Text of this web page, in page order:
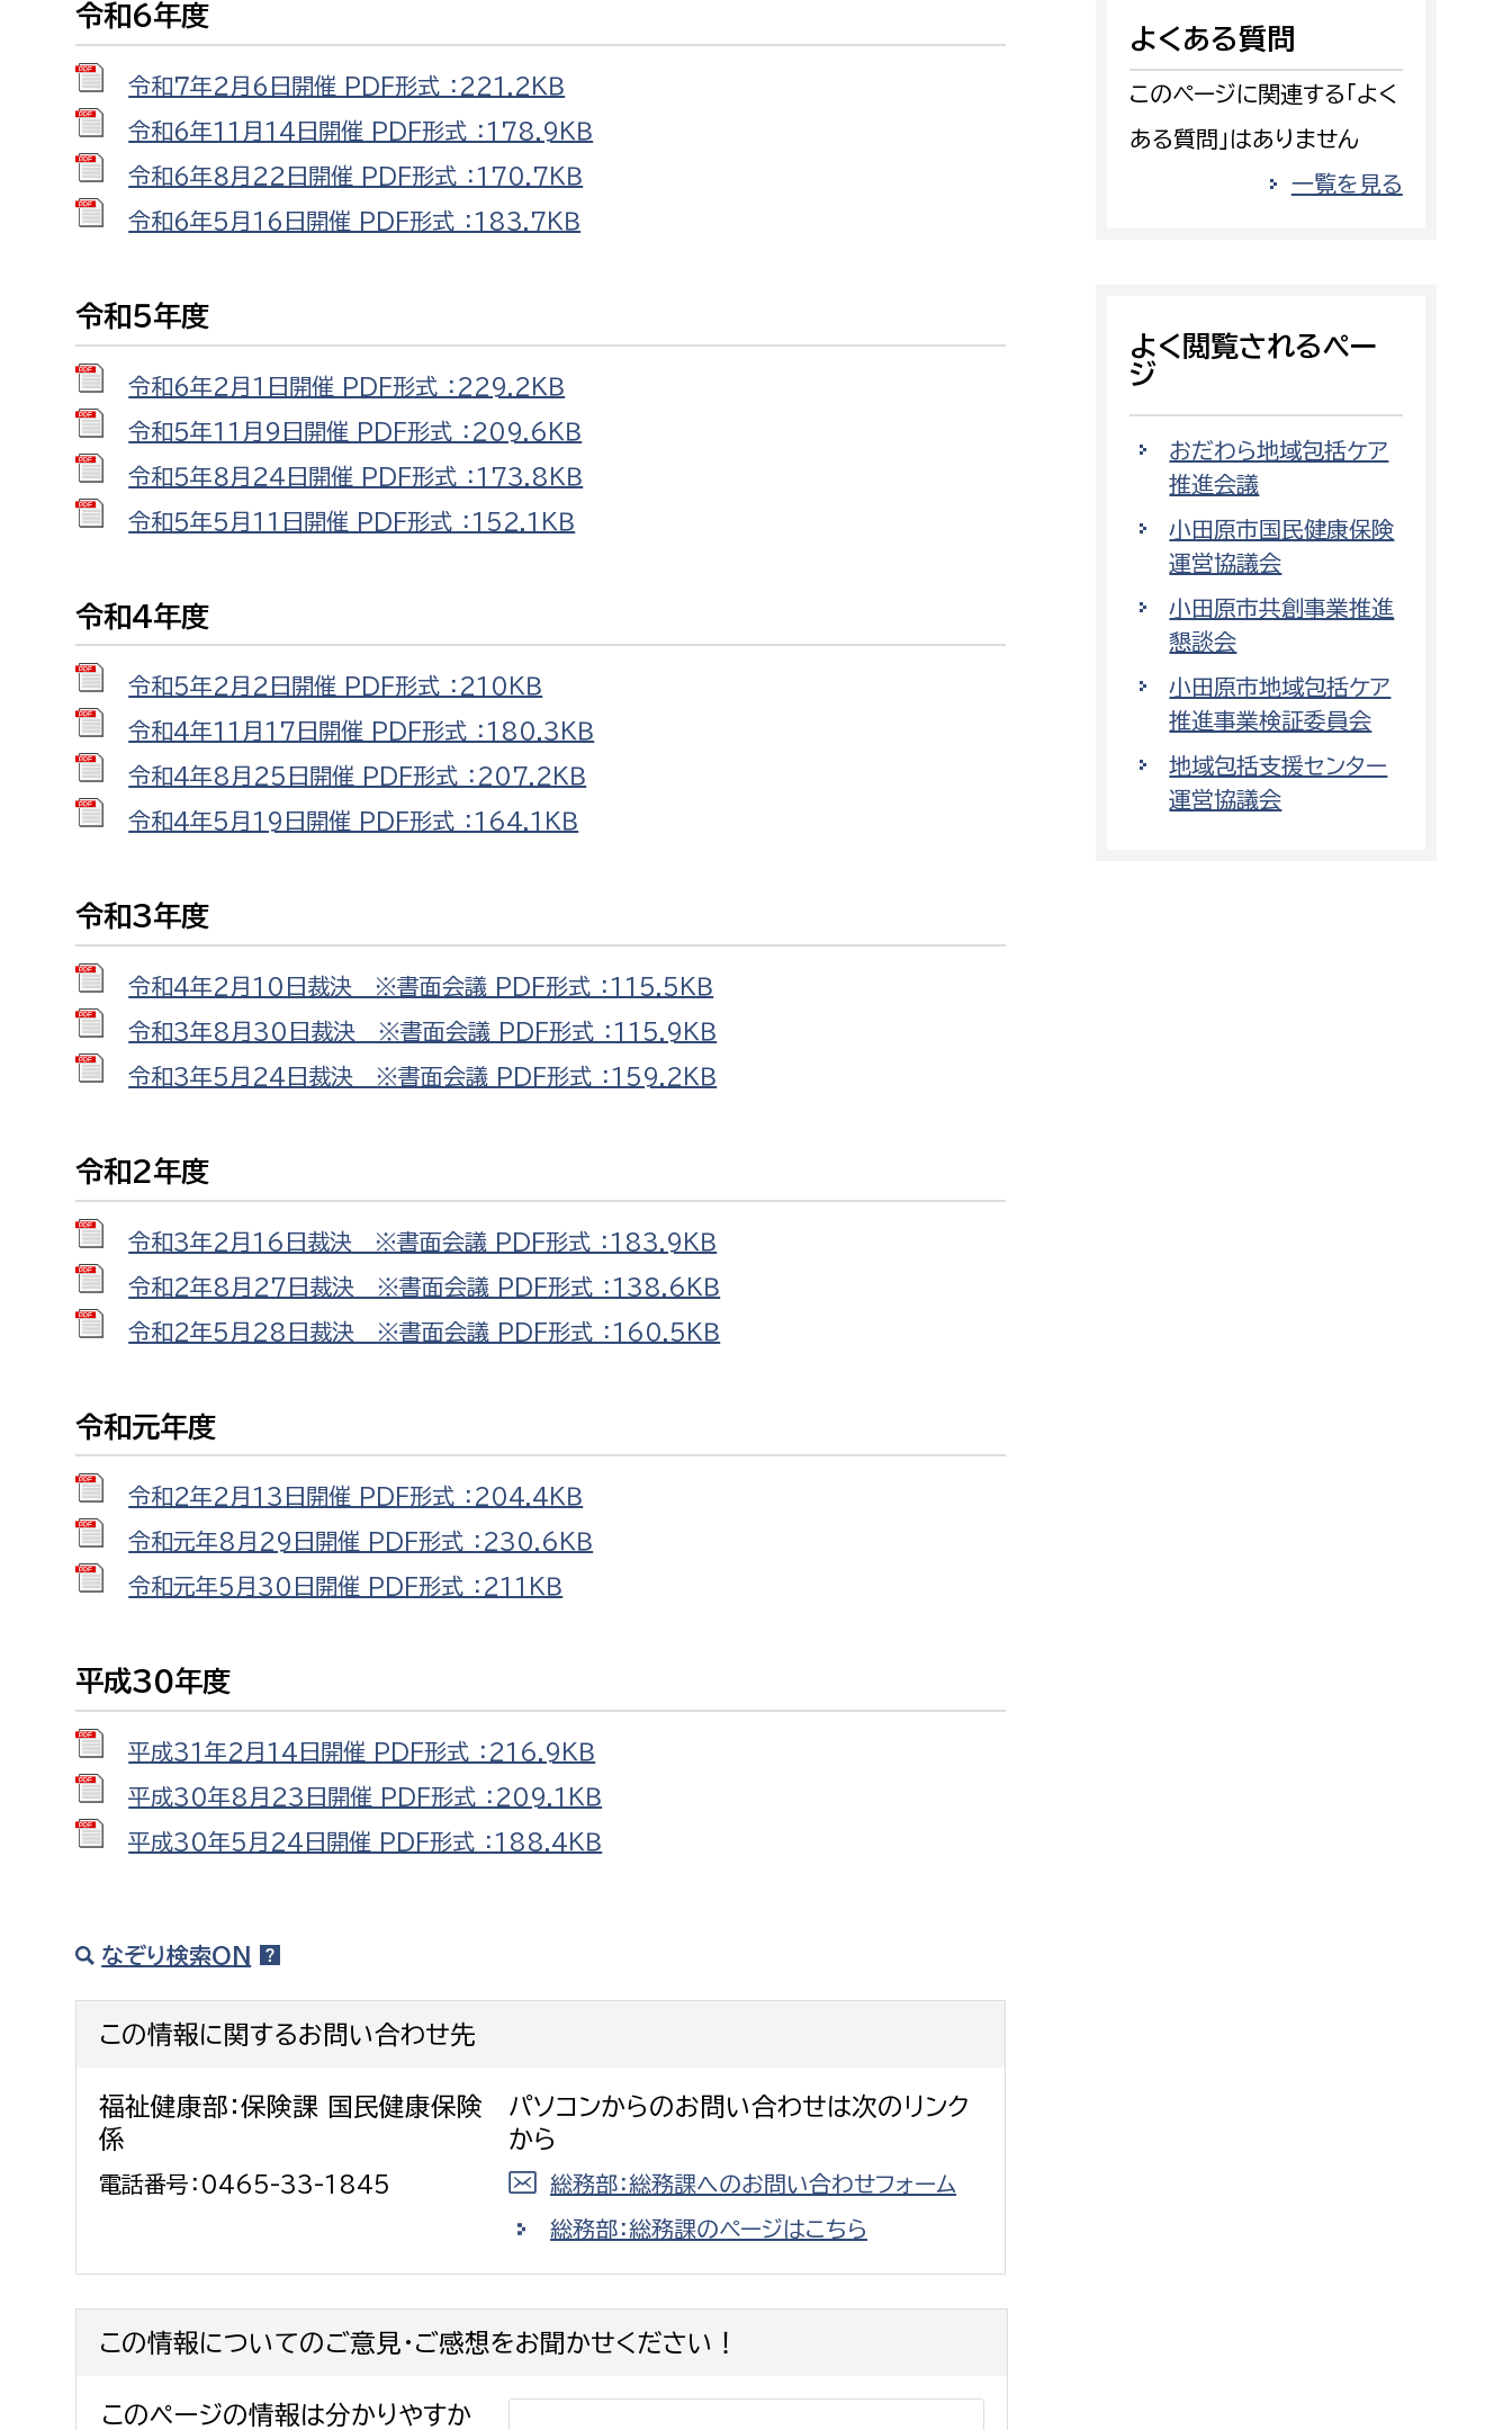
上下水道局
経営総務課
給排水業務課
水道整備課
教育総務課
保健給食課
監査事務局
監査事務局
農業委員会事務局
農業委員会事務局 議会総務課
令和６年度
令和７年２月６日開催 PDF形式 ：221.2ＫＢ
令和６年11月14日開催 PDF形式 ：178.9ＫＢ
令和６年８月２２日開催 PDF形式 ：170.7ＫＢ
令和６年５月１６日開催 PDF形式 ：183.7ＫＢ
令和５年度
令和６年２月１日開催 PDF形式 ：229.2ＫＢ
令和５年１１月９日開催 PDF形式 ：209.6ＫＢ
令和５年８月２４日開催 PDF形式 ：173.8ＫＢ
令和５年５月１１日開催 PDF形式 ：152.1ＫＢ
令和4年度
令和5年2月2日開催 PDF形式 ：210ＫＢ
令和4年11月17日開催 PDF形式 ：180.3ＫＢ
令和4年8月25日開催 PDF形式 ：207.2ＫＢ
令和4年5月19日開催 PDF形式 ：164.1ＫＢ
令和3年度
令和4年2月10日裁決 ※書面会議 PDF形式 ：115.5ＫＢ
令和3年8月30日裁決 ※書面会議 PDF形式 ：115.9ＫＢ
令和3年5月24日裁決 ※書面会議 PDF形式 ：159.2ＫＢ
令和2年度
令和3年2月16日裁決 ※書面会議 PDF形式 ：183.9ＫＢ
令和2年8月27日裁決 ※書面会議 PDF形式 ：138.6ＫＢ
令和2年5月28日裁決 ※書面会議 PDF形式 ：160.5ＫＢ
令和元年度
令和2年2月13日開催 PDF形式 ：204.4ＫＢ
令和元年8月29日開催 PDF形式 ：230.6ＫＢ
令和元年5月30日開催 PDF形式 ：211ＫＢ
平成30年度
平成31年2月14日開催 PDF形式 ：216.9ＫＢ
平成30年8月23日開催 PDF形式 ：209.1ＫＢ
平成30年5月24日開催 PDF形式 ：188.4ＫＢ
なぞり検索ON
この情報に関するお問い合わせ先
福祉健康部：保険課 国民健康保険
係
電話番号：0465-33-1845
パソコンからのお問い合わせは次のリンク
から
総務部：総務課へのお問い合わせフォーム
総務部：総務課のページはこちら
この情報についてのご意見・ご感想をお聞かせください！
このページの情報は分かりやすか
よくある質問
このページに関連する「よく
ある質問」はありません
一覧を見る
よく閲覧されるペー
ジ
おだわら地域包括ケア
推進会議
小田原市国民健康保険
運営協議会
小田原市共創事業推進
懇談会
小田原市地域包括ケア
推進事業検証委員会
地域包括支援センター
運営協議会